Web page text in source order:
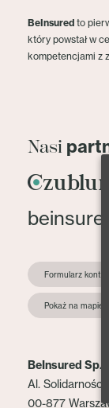
BeInsured to
który powstał w
kompetencjami z
Nasi
Formularz
Pokaż na mapie
BeInsured Sp.
Al. Solidarności
00-877